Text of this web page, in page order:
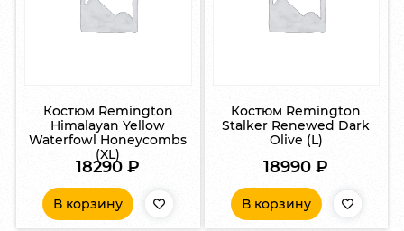
Костюм Remington
Himalayan Yellow
Waterfowl Honeycombs
(XL)
18290₽
В корзину
Костюм Remington
Stalker Renewed Dark
Olive (L)
18990₽
В корзину